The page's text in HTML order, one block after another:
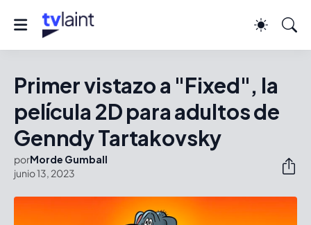
Primer vistazo a "Fixed", la
película 2D para adultos de
Genndy Tartakovsky
porMorde Gumball
junio 13, 2023